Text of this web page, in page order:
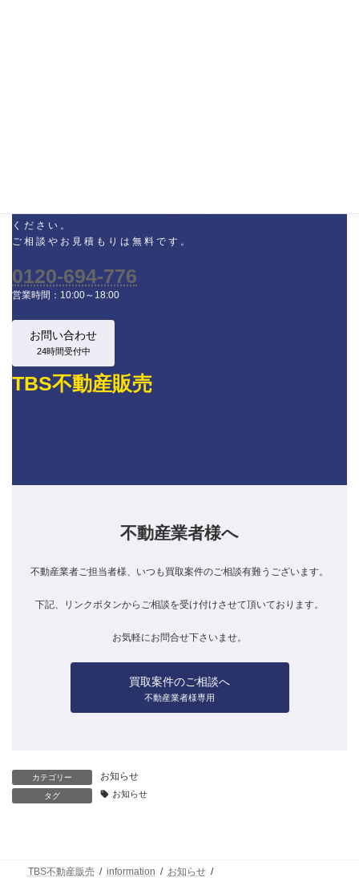
ください。
ご相談やお見積もりは無料です。
0120-694-776
営業時間：10:00～18:00
お問い合わせ
24時間受付中
TBS不動産販売
不動産業者様へ
不動産業者ご担当者様、いつも買取案件のご相談有難うございます。
下記、リンクボタンからご相談を受け付けさせて頂いております。
お気軽にお問合せ下さいませ。
買取案件のご相談へ
不動産業者様専用
カテゴリー お知らせ
タグ お知らせ
TBS不動産販売 information
お知らせ